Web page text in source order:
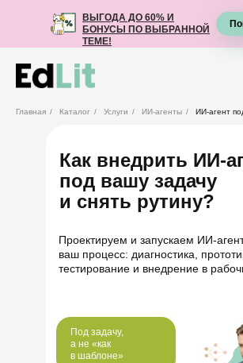
ВЫГОДА ДО 60% И
БОНУСЫ ПО ВЫБРАННОЙ
ТЕМЕ!
ВЫГОДА ДО 60% И
БОНУСЫ ПО ВЫБРАННОЙ
ТЕМЕ!
Главная / Каталог / Услуги / ИИ-агенты / ИИ-агент
Проектируем и запускаем
ваш процесс: диагностика,
тестирование и внедрение в
Под задачу,
а не «как
в шаблоне»
Как внедрить
под вашу задачу
и снять рутину?